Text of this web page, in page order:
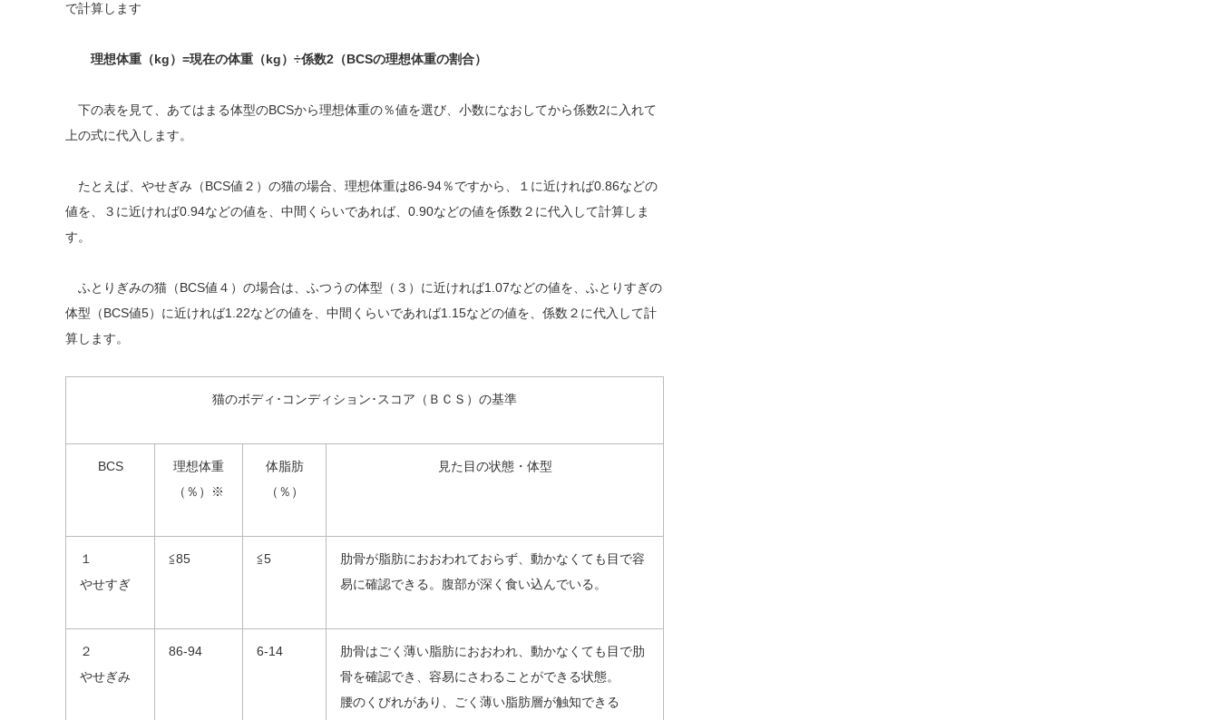
で計算します
理想体重（kg）=現在の体重（kg）÷係数2（BCSの理想体重の割合）
下の表を見て、あてはまる体型のBCSから理想体重の％値を選び、小数になおしてから係数2に入れて
上の式に代入します。
たとえば、やせぎみ（BCS値２）の猫の場合、理想体重は86-94％ですから、１に近ければ0.86などの
値を、３に近ければ0.94などの値を、中間くらいであれば、0.90などの値を係数２に代入して計算しま
す。
ふとりぎみの猫（BCS値４）の場合は、ふつうの体型（３）に近ければ1.07などの値を、ふとりすぎの
体型（BCS値5）に近ければ1.22などの値を、中間くらいであれば1.15などの値を、係数２に代入して計
算します。
猫のボディ･コンディション･スコア（ＢＣＳ）の基準
BCS
理想体重
（％）※
体脂肪
（％）
見た目の状態・体型
１
やせすぎ
≦85 ≦5
肋骨が脂肪におおわれておらず、動かなくても目で容
易に確認できる。腹部が深く食い込んでいる。
２
やせぎみ
86-94 6-14
肋骨はごく薄い脂肪におおわれ、動かなくても目で肋
骨を確認でき、容易にさわることができる状態。
腰のくびれがあり、ごく薄い脂肪層が触知できる